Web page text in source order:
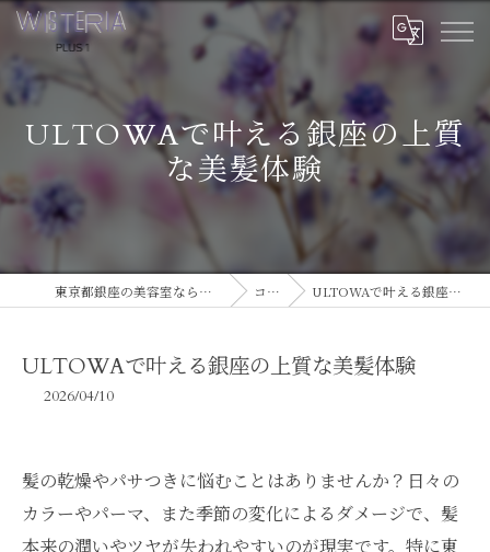
ULTOWAで叶える銀座の上質
な美髪体験
東京都銀座の美容室ならWISTERIA PLUS 1 コラム ULTOWAで叶える銀座の上質な美髪体験
ULTOWAで叶える銀座の上質な美髪体験
2026/04/10
髪の乾燥やパサつきに悩むことはありませんか？日々の
カラーやパーマ、また季節の変化によるダメージで、髪
本来の潤いやツヤが失われやすいのが現実です。特に東